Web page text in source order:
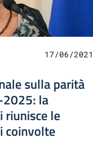
17/06/2021
sulla parità
la
riunisce le
coinvolte